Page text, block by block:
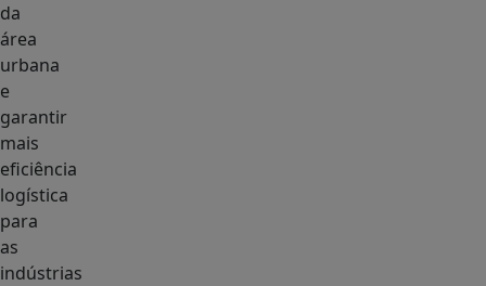
da
área
urbana
e
garantir
mais
eficiência
logística
para
as
indústrias